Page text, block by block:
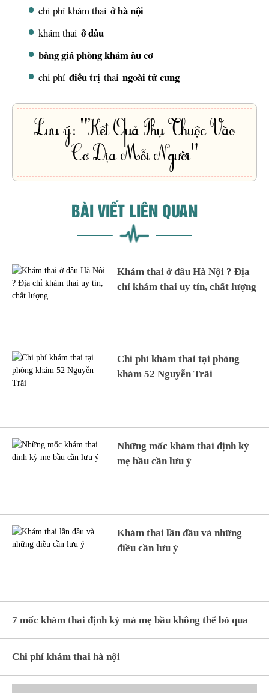
chi phí khám thaiở hà nội
khám thaiở đâu
bảng giá phòng khám âu cơ
chi phíđiều trị thaingoài tử cung
Lưu ý: "Kết Quả Phụ Thuộc Vào
Cơ Địa Mỗi Người"
BÀI VIẾT LIÊN QUAN
Khám thai ở đâu Hà Nội ? Địa
chỉ khám thai uy tín, chất lượng
Chi phí khám thai tại phòng
khám 52 Nguyễn Trãi
Những mốc khám thai định kỳ
mẹ bầu cần lưu ý
Khám thai lần đầu và những
điều cần lưu ý
7 mốc khám thai định kỳ mà mẹ bầu không thể bỏ qua
Chi phí khám thai hà nội